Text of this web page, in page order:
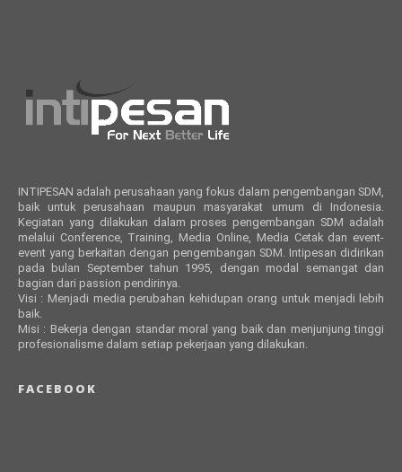
INTIPESAN adalah perusahaan yang fokus dalam pengembangan SDM,
baik untuk perusahaan maupun masyarakat umum di Indonesia.
Kegiatan yang dilakukan dalam proses pengembangan SDM adalah
melalui Conference, Training, Media Online, Media Cetak dan event-
event yang berkaitan dengan pengembangan SDM. Intipesan didirikan
pada bulan September tahun 1995, dengan modal semangat dan
bagian dari passion pendirinya.
Visi : Menjadi media perubahan kehidupan orang untuk menjadi lebih
baik.
Misi : Bekerja dengan standar moral yang baik dan menjunjung tinggi
profesionalisme dalam setiap pekerjaan yang dilakukan.
FACEBOOK